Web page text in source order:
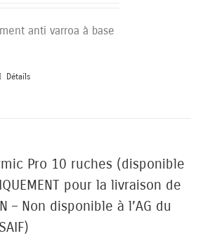
anti varroa à base
Détails
Pro 10 ruches (disponible
pour la livraison de
– Non disponible à l’AG du